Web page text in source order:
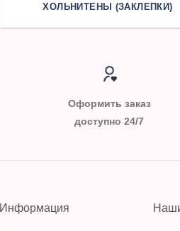
ХОЛЬНИТЕНЫ (ЗАКЛЕПКИ)
Оформить заказ
доступно 24/7
Информация